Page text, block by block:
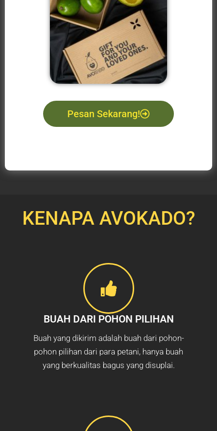
Pesan Sekarang!
KENAPA AVOKADO?
BUAH DARI POHON PILIHAN
Buah yang dikirim adalah buah dari pohon-
pohon pilihan dari para petani, hanya buah
yang berkualitas bagus yang disuplai.